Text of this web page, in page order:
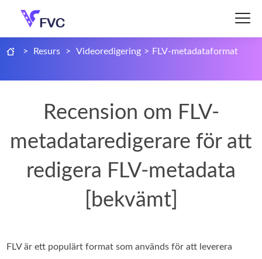
> Resurs > Videoredigering > FLV-metadataformat
Recension om FLV-
metadataredigerare för att
redigera FLV-metadata
[bekvämt]
FLV är ett populärt format som används för att leverera